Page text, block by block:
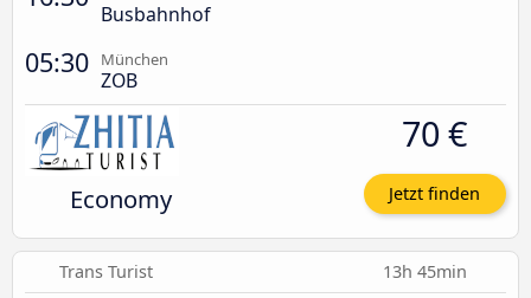
Busbahnhof
05:30 München
ZOB
Economy
70 €
Jetzt finden
Trans Turist 13h 45min